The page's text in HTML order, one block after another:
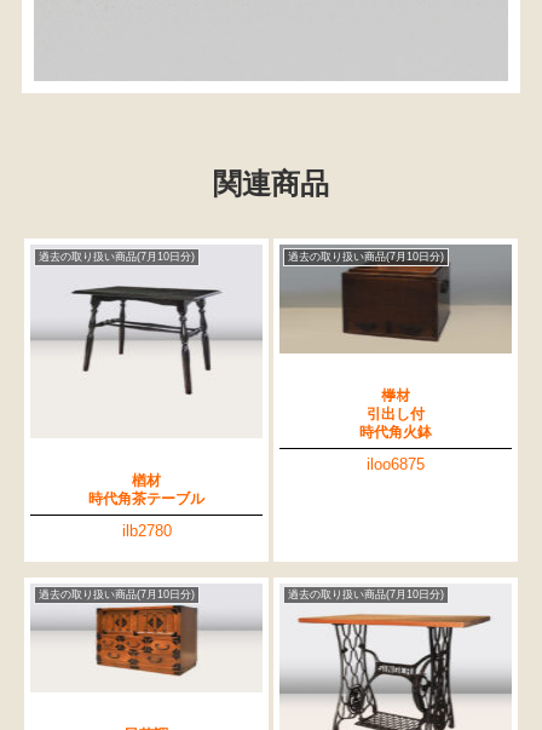
関連商品
過去の取り扱い商品(7月10日分)
楢材
時代角茶テーブル
ilb2780
過去の取り扱い商品(7月10日分)
﨔材
引出し付
時代角火鉢
iloo6875
過去の取り扱い商品(7月10日分) 過去の取り扱い商品(7月10日分)